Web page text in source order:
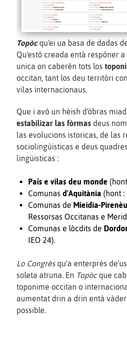
Topòcqu'ei ua basa de dadas
Qu'estó creada entà respóner
unica on caberén tots los
occitan, tant los deu territòri
vilas internacionaus.
Que i avó un hèish d'òbras
estabilizar las fòrmas deus
las evolucions istoricas, de las
sociolingüisticas e deus
lingüisticas :
País e vilas deu monde
Comunas d'Aquitània (hont :
Comunas de Mieidia-
Ressorsas Occitanas e
Comunas e lòcdits de
IEO 24).
Lo Congrèsqu'a enterprés
soleta atruna. En Topòcque
toponime occitan o
aumentat drin a drin entà
possible.